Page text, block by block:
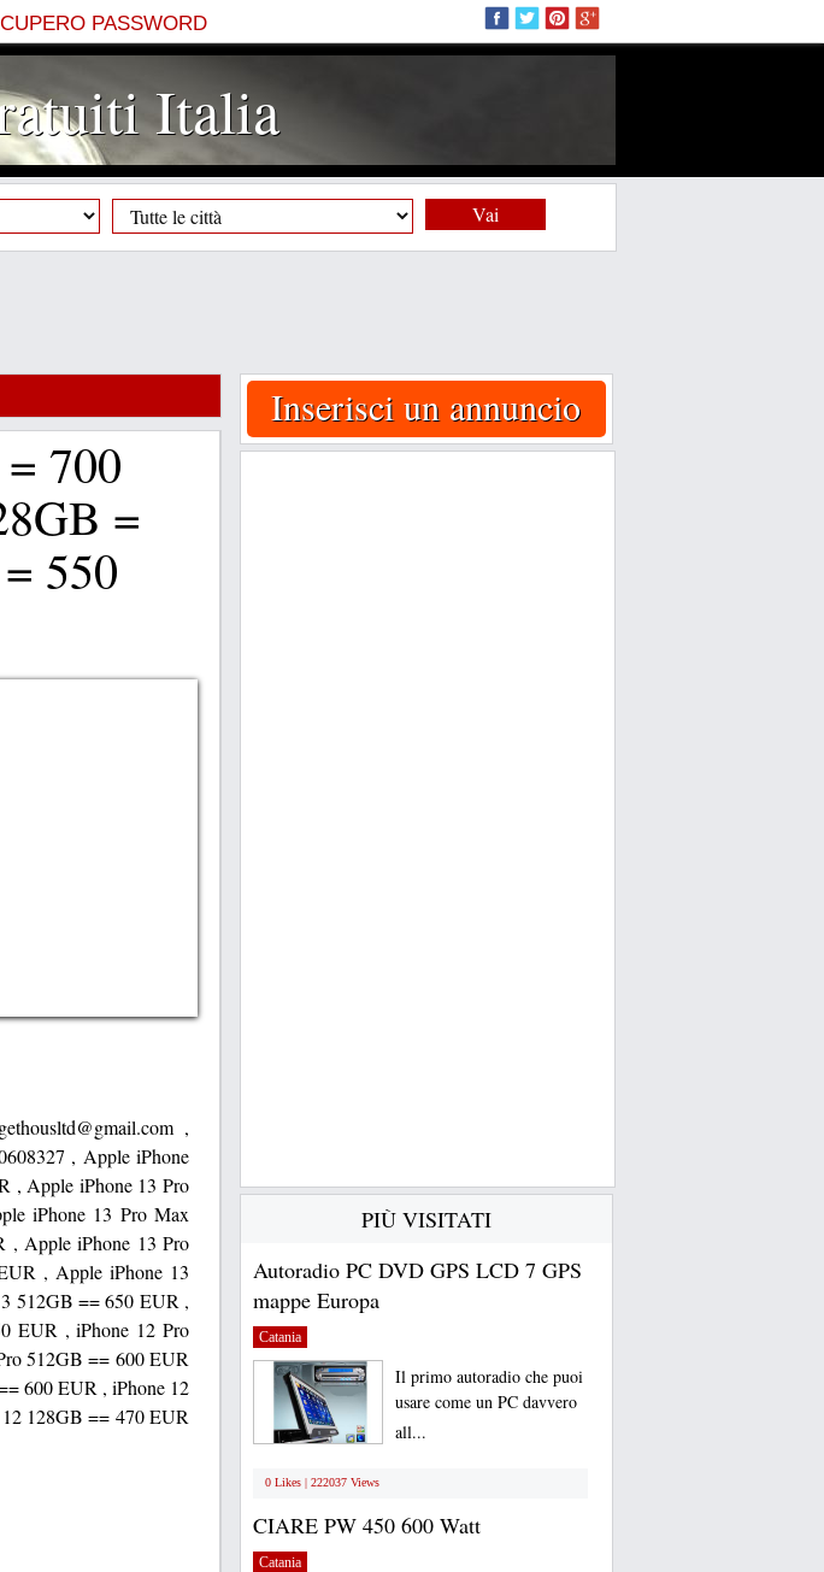
PASSWORD
Italia
Vai
700
=
550
,
, Apple iPhone
, Apple iPhone 13 Pro
iPhone 13 Pro Max
, Apple iPhone 13 Pro
, Apple iPhone 13
512GB == 650 EUR ,
EUR , iPhone 12 Pro
512GB == 600 EUR
600 EUR , iPhone 12
128GB == 470 EUR
Inserisci un annuncio
PIÙ VISITATI
Autoradio PC DVD GPS LCD 7 GPS
mappe Europa
Catania
Il primo autoradio che puoi
usare come un PC davvero
all...
0 Likes | 222037 Views
CIARE PW 450 600 Watt
Catania